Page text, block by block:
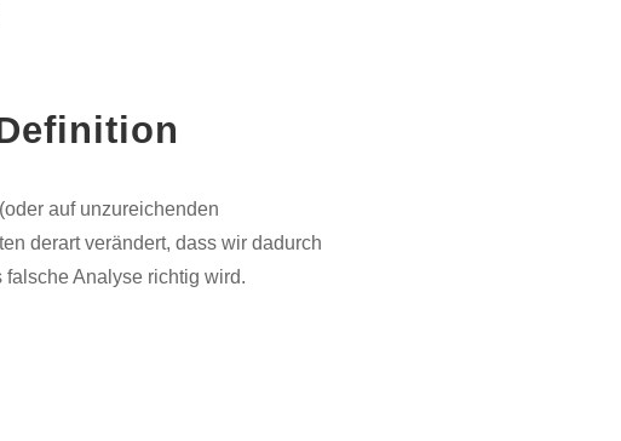
auf unzureichenden
derart verändert, dass wir dadurch
Analyse richtig wird.